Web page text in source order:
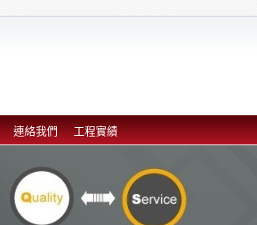
連絡我們 工程實績